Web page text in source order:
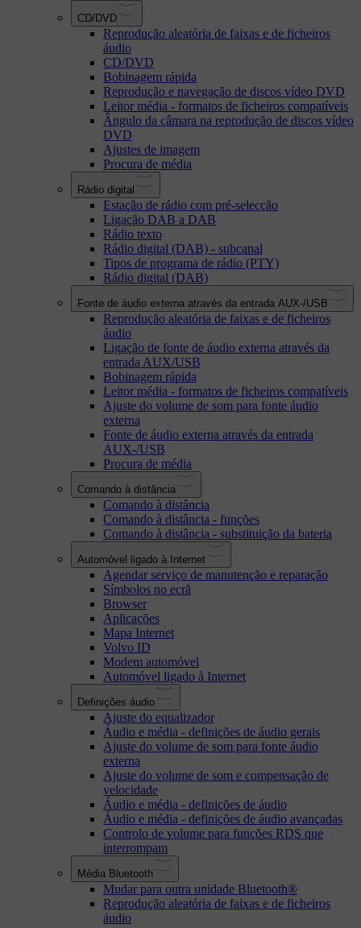
CD/DVD
Reprodução aleatória de faixas e de ficheiros
áudio
CD/DVD
Bobinagem rápida
Reprodução e navegação de discos vídeo DVD
Leitor média - formatos de ficheiros compatíveis
Ângulo da câmara na reprodução de discos vídeo
DVD
Ajustes de imagem
Procura de média
Rádio digital
Estação de rádio com pré-selecção
Ligação DAB a DAB
Rádio texto
Rádio digital (DAB) - subcanal
Tipos de programa de rádio (PTY)
Rádio digital (DAB)
Fonte de áudio externa através da entrada AUX-/USB
Reprodução aleatória de faixas e de ficheiros
áudio
Ligação de fonte de áudio externa através da
entrada AUX/USB
Bobinagem rápida
Leitor média - formatos de ficheiros compatíveis
Ajuste do volume de som para fonte áudio
externa
Fonte de áudio externa através da entrada
AUX-/USB
Procura de média
Comando à distância
Comando à distância
Comando à distância - funções
Comando à distância - substituição da bateria
Automóvel ligado à Internet
Agendar serviço de manutenção e reparação
Símbolos no ecrã
Browser
Aplicações
Mapa Internet
Volvo ID
Modem automóvel
Automóvel ligado à Internet
Definições áudio
Ajuste do equalizador
Áudio e média - definições de áudio gerais
Ajuste do volume de som para fonte áudio
externa
Ajuste do volume de som e compensação de
velocidade
Áudio e média - definições de áudio
Áudio e média - definições de áudio avançadas
Controlo de volume para funções RDS que
interrompam
Média Bluetooth
Mudar para outra unidade Bluetooth®
Reprodução aleatória de faixas e de ficheiros
áudio